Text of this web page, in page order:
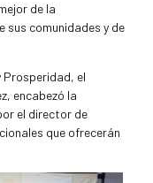
de la
sus comunidades y de
Prosperidad, el
encabezó la
el director de
que ofrecerán